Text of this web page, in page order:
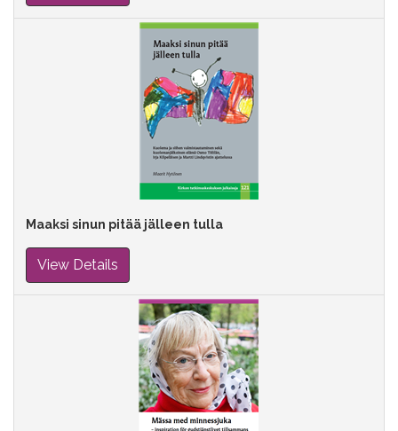
Maaksi sinun pitää jälleen tulla
View Details